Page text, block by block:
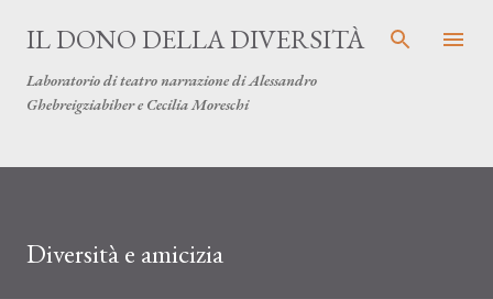
Passa ai contenuti principali
IL DONO DELLA DIVERSITÀ
Laboratorio di teatro narrazione di Alessandro
Ghebreigziabiher e Cecilia Moreschi
Diversità e amicizia